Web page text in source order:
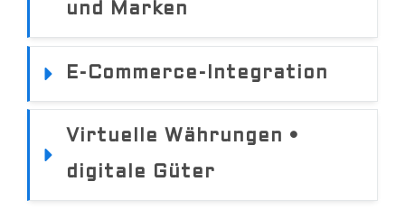
und Marken
E-Commerce-Integration
Virtuelle Währungen •
digitale Güter